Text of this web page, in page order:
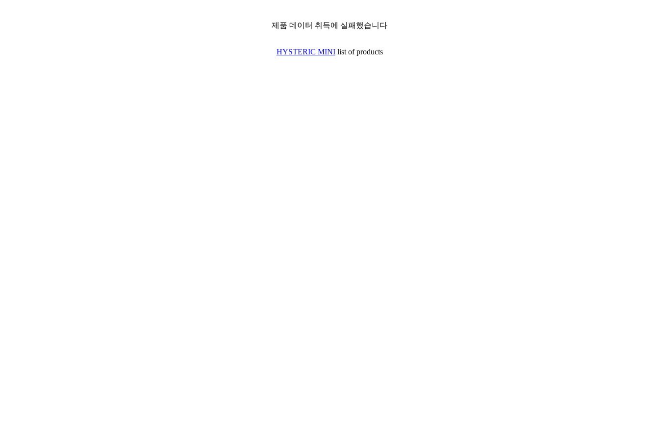
제품 데이터 취득에 실패했습니다
HYSTERIC MINIlist of products